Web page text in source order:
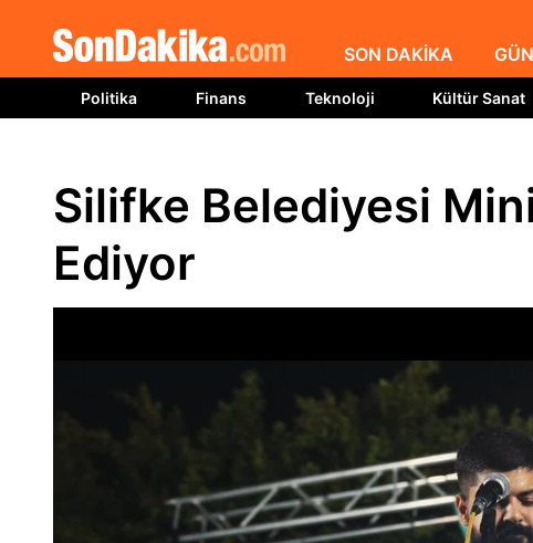
SON DAKİKA
Politika Finans Teknoloji Kültür Sanat
Silifke Belediyesi
Ediyor